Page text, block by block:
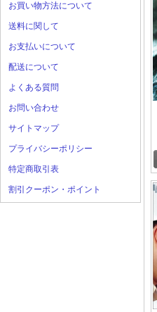
お買い物方法について
送料に関して
お支払いについて
配送について
よくある質問
お問い合わせ
サイトマップ
プライバシーポリシー
特定商取引表
割引クーポン・ポイント